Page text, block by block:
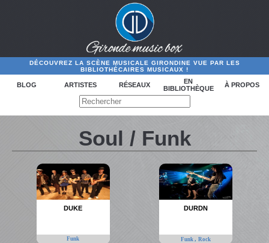
DÉCOUVREZ LA SCÈNE MUSICALE GIRONDINE VUE PAR LES
BIBLIOTHÉCAIRES MUSICAUX !
BLOG ARTISTES RÉSEAUX
EN
BIBLIOTHÈQUE
À PROPOS
Soul / Funk
DUKE
Funk
DURDN
Funk , Rock